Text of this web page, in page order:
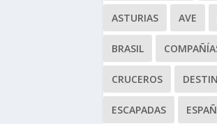
ASTURIAS AVE
BRASIL
CRUCEROS
ESCAPADAS